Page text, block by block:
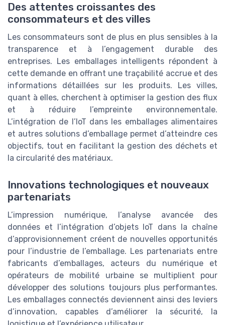
Des attentes croissantes des
consommateurs et des villes
Les consommateurs sont de plus en plus sensibles à la
transparence et à l’engagement durable des
entreprises. Les emballages intelligents répondent à
cette demande en offrant une traçabilité accrue et des
informations détaillées sur les produits. Les villes,
quant à elles, cherchent à optimiser la gestion des flux
et à réduire l’empreinte environnementale.
L’intégration de l’IoT dans les emballages alimentaires
et autres solutions d’emballage permet d’atteindre ces
objectifs, tout en facilitant la gestion des déchets et
la circularité des matériaux.
Innovations technologiques et nouveaux
partenariats
L’impression numérique, l’analyse avancée des
données et l’intégration d’objets IoT dans la chaîne
d’approvisionnement créent de nouvelles opportunités
pour l’industrie de l’emballage. Les partenariats entre
fabricants d’emballages, acteurs du numérique et
opérateurs de mobilité urbaine se multiplient pour
développer des solutions toujours plus performantes.
Les emballages connectés deviennent ainsi des leviers
d’innovation, capables d’améliorer la sécurité, la